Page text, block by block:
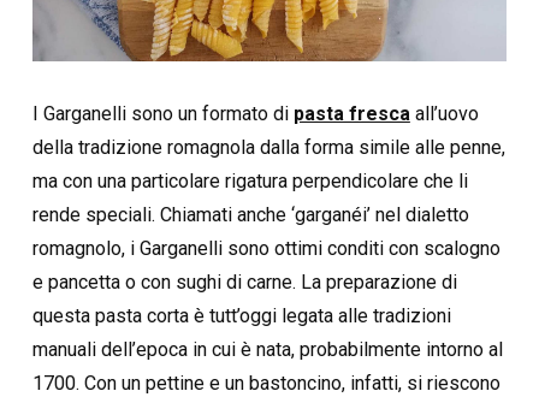
I Garganelli sono un formato di pasta frescaall’uovo
della tradizione romagnola dalla forma simile alle penne,
ma con una particolare rigatura perpendicolare che li
rende speciali. Chiamati anche ‘garganéi’ nel dialetto
romagnolo, i Garganelli sono ottimi conditi con scalogno
e pancetta o con sughi di carne. La preparazione di
questa pasta corta è tutt’oggi legata alle tradizioni
manuali dell’epoca in cui è nata, probabilmente intorno al
1700. Con un pettine e un bastoncino, infatti, si riescono